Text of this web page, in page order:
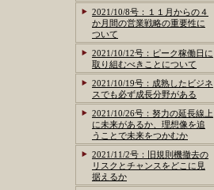
2021/10/8号：１１月からの４
か月間の営業戦略の重要性に
ついて
2021/10/12号：ピーク稼働日に
取り組むべきことについて
2021/10/19号：成熟したビジネ
スでも必ず成長分野がある
2021/10/26号：努力の延長線上
に未来があるか、理想像を追
うことで未来をつかむか
2021/11/2号：旧規則機撤去の
リスクとチャンスをどこに見
据えるか